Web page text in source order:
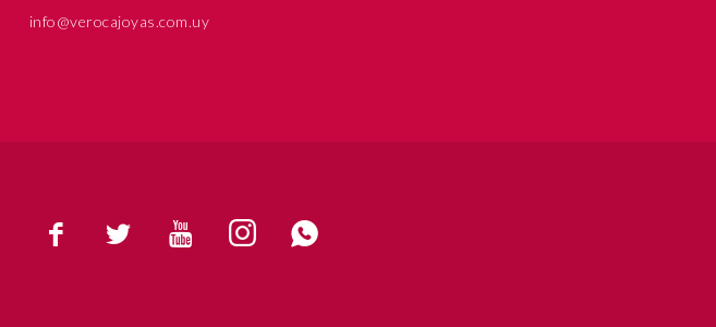
    
info@verocajoyas.com.uy